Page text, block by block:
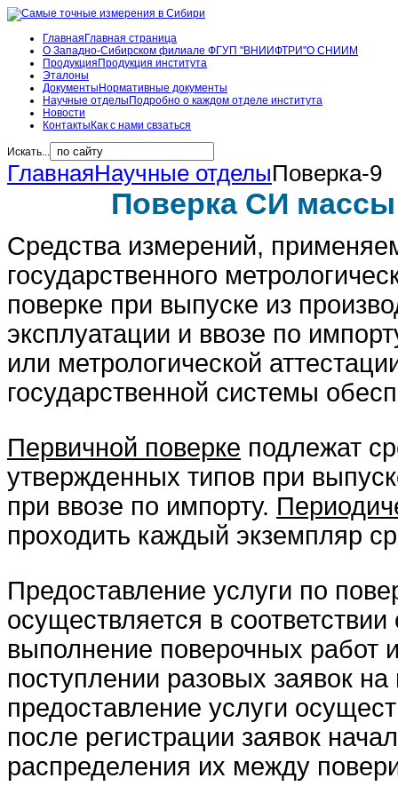
Главная Главная страница
О Западно-Сибирском филиале ФГУП "ВНИИФТРИ"О СНИИМ
Продукция Продукция института
Эталоны
Документы Нормативные документы
Научные отделы Подробно о каждом отделе института
Новости
Контакты Как с нами свзаться
Искать...
ГлавнаяНаучные отделыПоверка-9
Поверка СИ
Средства измерений,
государственного
поверке при выпуске из
эксплуатации и ввозе по
или метрологической
государственной системы
Первичной поверке подлежат
утвержденных типов при
при ввозе по импорту.
проходить каждый экземпляр
Предоставление услуги по
осуществляется в
выполнение поверочных работ
поступлении разовых заявок
предоставление услуги
после регистрации заявок
распределения их между